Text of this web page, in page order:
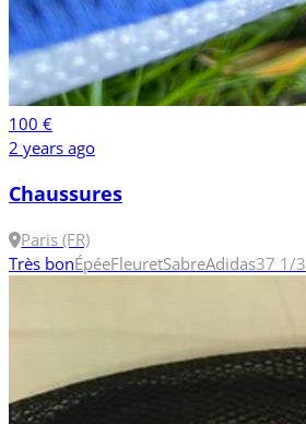
100 €
2 years ago
Chaussures
Paris (FR)
Très bonÉpéeFleuretSabreAdidas37 1/3